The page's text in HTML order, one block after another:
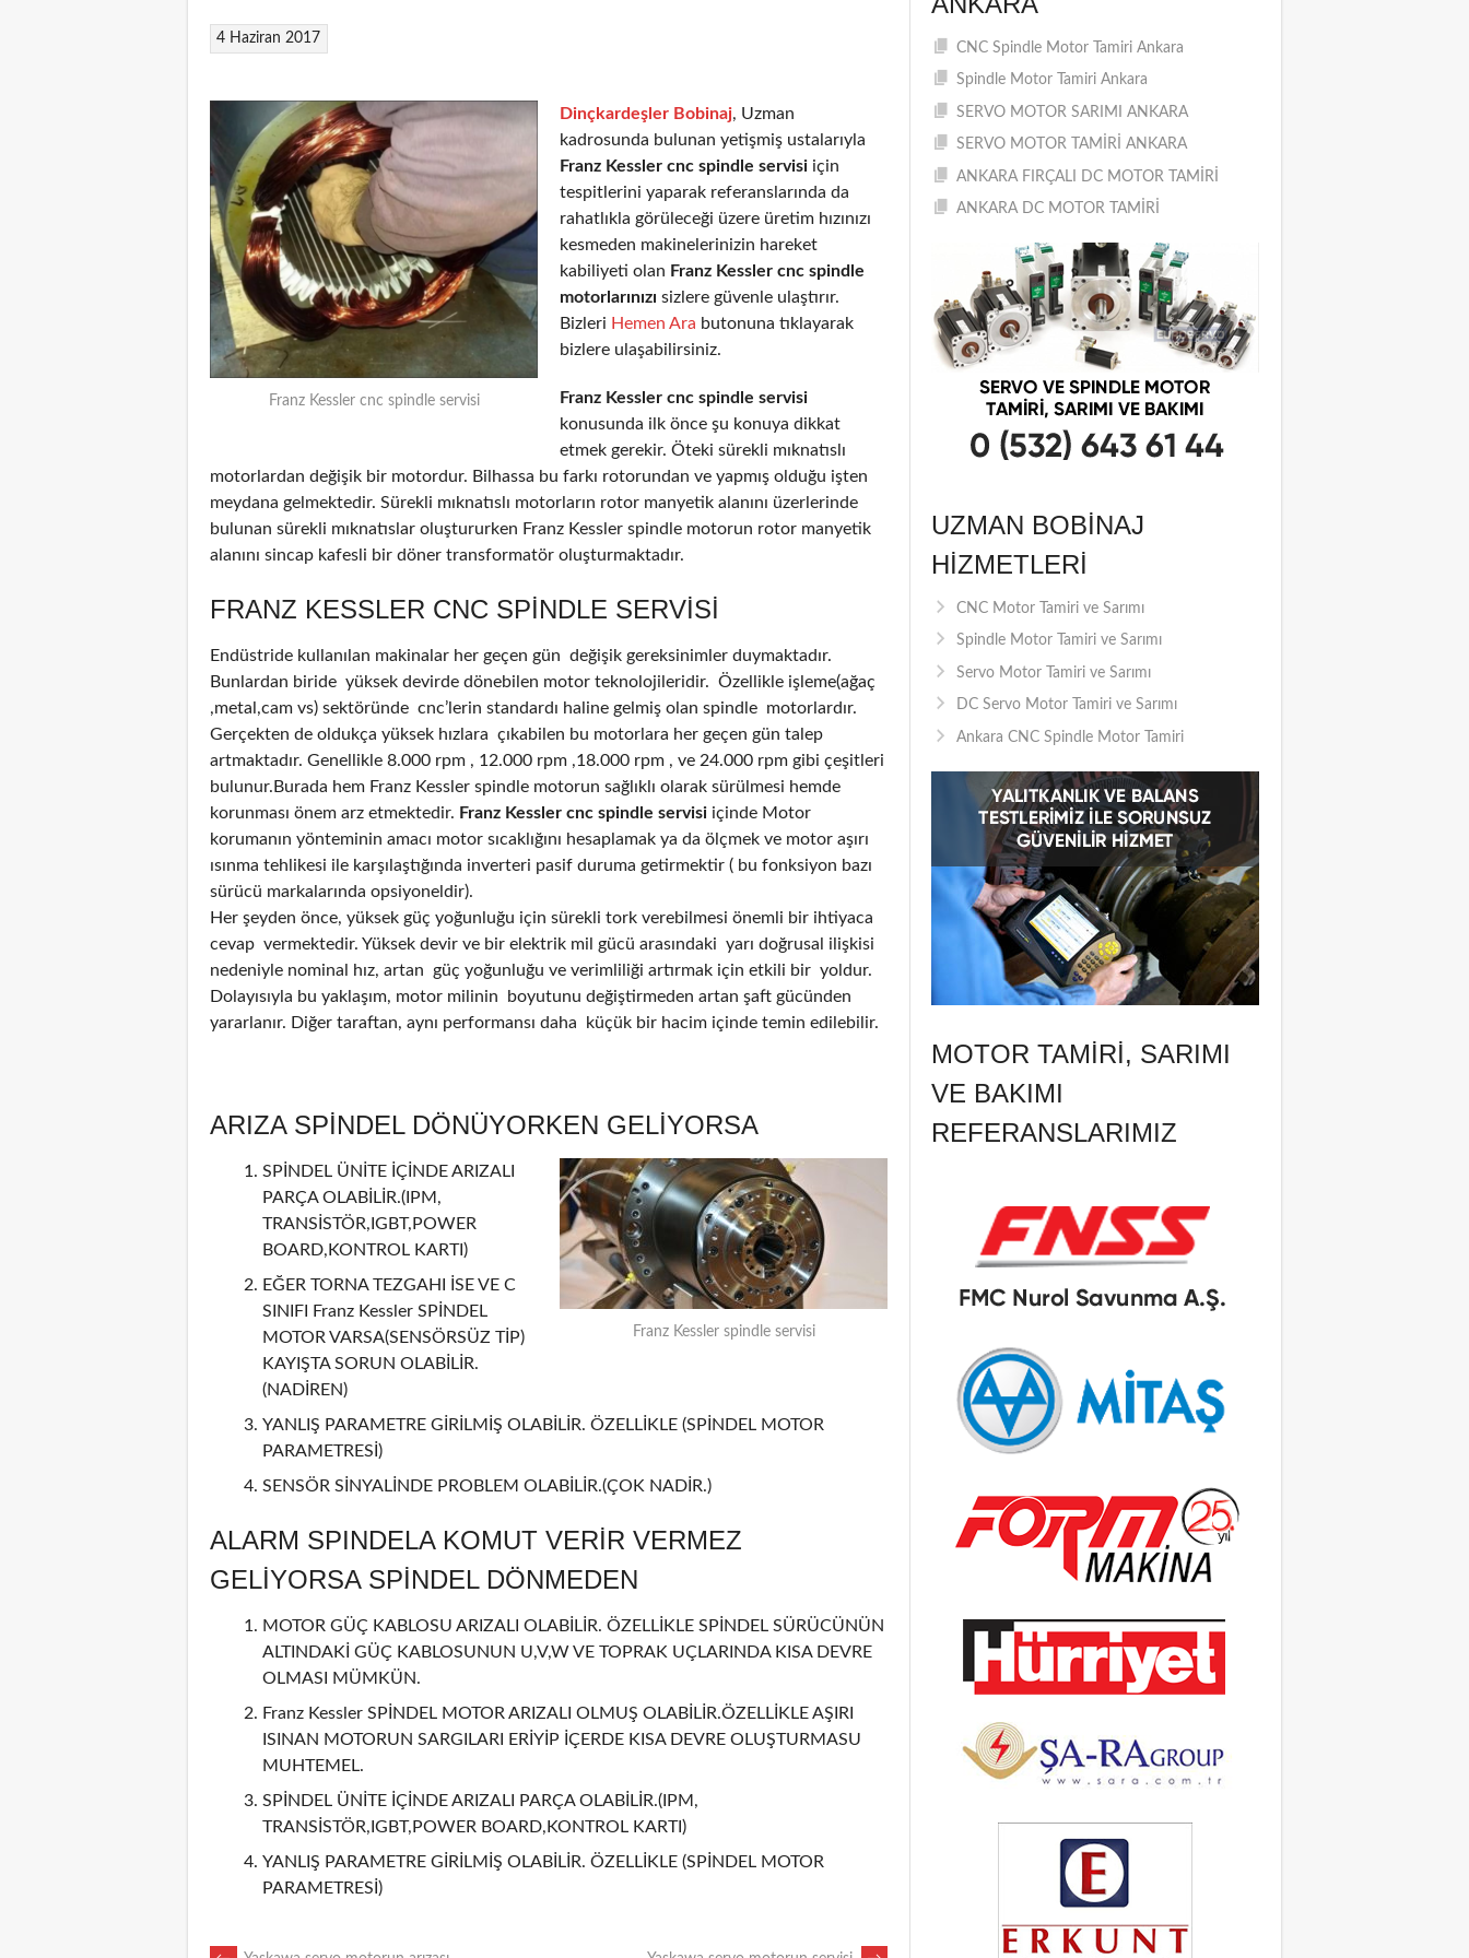
4 Haziran 2017
Franz Kessler cnc spindle servisi
Dinçkardeşler Bobinaj, Uzman
kadrosunda bulunan yetişmiş ustalarıyla
Franz Kessler cnc spindle servisi için
tespitlerini yaparak referanslarında da
rahatlıkla görüleceği üzere üretim hızınızı
kesmeden makinelerinizin hareket
kabiliyeti olan Franz Kessler cnc spindle
motorlarınızı sizlere güvenle ulaştırır.
Bizleri Hemen Ara butonuna tıklayarak
bizlere ulaşabilirsiniz.
Franz Kessler cnc spindle servisi
konusunda ilk önce şu konuya dikkat
etmek gerekir. Öteki sürekli mıknatıslı
motorlardan değişik bir motordur. Bilhassa bu farkı rotorundan ve yapmış olduğu işten
meydana gelmektedir. Sürekli mıknatıslı motorların rotor manyetik alanını üzerlerinde
bulunan sürekli mıknatıslar oluştururken Franz Kessler spindle motorun rotor manyetik
alanını sincap kafesli bir döner transformatör oluşturmaktadır.
FRANZ KESSLER CNC SPINDLE SERVISI
Endüstride kullanılan makinalar her geçen gün değişik gereksinimler duymaktadır.
Bunlardan biride yüksek devirde dönebilen motor teknolojileridir. Özellikle işleme(ağaç
,metal,cam vs) sektöründe cnc’lerin standardı haline gelmiş olan spindle motorlardır.
Gerçekten de oldukça yüksek hızlara çıkabilen bu motorlara her geçen gün talep
artmaktadır. Genellikle 8.000 rpm , 12.000 rpm ,18.000 rpm , ve 24.000 rpm gibi çeşitleri
bulunur.Burada hem Franz Kessler spindle motorun sağlıklı olarak sürülmesi hemde
korunması önem arz etmektedir. Franz Kessler cnc spindle servisi içinde Motor
korumanın yönteminin amacı motor sıcaklığını hesaplamak ya da ölçmek ve motor aşırı
ısınma tehlikesi ile karşılaştığında inverteri pasif duruma getirmektir ( bu fonksiyon bazı
sürücü markalarında opsiyoneldir).
Her şeyden önce, yüksek güç yoğunluğu için sürekli tork verebilmesi önemli bir ihtiyaca
cevap vermektedir. Yüksek devir ve bir elektrik mil gücü arasındaki yarı doğrusal ilişkisi
nedeniyle nominal hız, artan güç yoğunluğu ve verimliliği artırmak için etkili bir yoldur.
Dolayısıyla bu yaklaşım, motor milinin boyutunu değiştirmeden artan şaft gücünden
yararlanır. Diğer taraftan, aynı performansı daha küçük bir hacim içinde temin edilebilir.
ARIZA SPİNDEL DÖNÜYORKEN GELİYORSA
Franz Kessler spindle servisi
SPİNDEL ÜNİTE İÇİNDE ARIZALI
PARÇA OLABİLİR.(IPM,
TRANSİSTÖR,IGBT,POWER
BOARD,KONTROL KARTI)
EĞER TORNA TEZGAHI İSE VE C
SINIFI Franz Kessler SPİNDEL
MOTOR VARSA(SENSÖRSÜZ TİP)
KAYIŞTA SORUN OLABİLİR.
(NADİREN)
YANLIŞ PARAMETRE GİRİLMİŞ OLABİLİR. ÖZELLİKLE (SPİNDEL MOTOR
PARAMETRESİ)
SENSÖR SİNYALİNDE PROBLEM OLABİLİR.(ÇOK NADİR.)
ALARM SPINDELA KOMUT VERİR VERMEZ
GELİYORSA SPİNDEL DÖNMEDEN
MOTOR GÜÇ KABLOSU ARIZALI OLABİLİR. ÖZELLİKLE SPİNDEL SÜRÜCÜNÜN
ALTINDAKİ GÜÇ KABLOSUNUN U,V,W VE TOPRAK UÇLARINDA KISA DEVRE
OLMASI MÜMKÜN.
Franz Kessler SPİNDEL MOTOR ARIZALI OLMUŞ OLABİLİR.ÖZELLİKLE AŞIRI
ISINAN MOTORUN SARGILARI ERİYİP İÇERDE KISA DEVRE OLUŞTURMASU
MUHTEMEL.
SPİNDEL ÜNİTE İÇİNDE ARIZALI PARÇA OLABİLİR.(IPM,
TRANSİSTÖR,IGBT,POWER BOARD,KONTROL KARTI)
YANLIŞ PARAMETRE GİRİLMİŞ OLABİLİR. ÖZELLİKLE (SPİNDEL MOTOR
PARAMETRESİ)
CNC Spindle Motor Tamiri Ankara
Spindle Motor Tamiri Ankara
SERVO MOTOR SARIMI ANKARA
SERVO MOTOR TAMİRİ ANKARA
ANKARA FIRÇALI DC MOTOR TAMİRİ
ANKARA DC MOTOR TAMİRİ
UZMAN BOBINAJ
HIZMETLERI
CNC Motor Tamiri ve Sarımı
Spindle Motor Tamiri ve Sarımı
Servo Motor Tamiri ve Sarımı
DC Servo Motor Tamiri ve Sarımı
Ankara CNC Spindle Motor Tamiri
MOTOR TAMIRI, SARIMI
VE BAKIMI
REFERANSLARIMIZ